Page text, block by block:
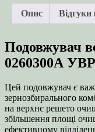
0260300А
УВР
812
кількість
Опис Відгуки
Подовжувач
0260300А
Цей подовжувач є
зернозбирального
на верхнє решето
збільшення площі
ефективному